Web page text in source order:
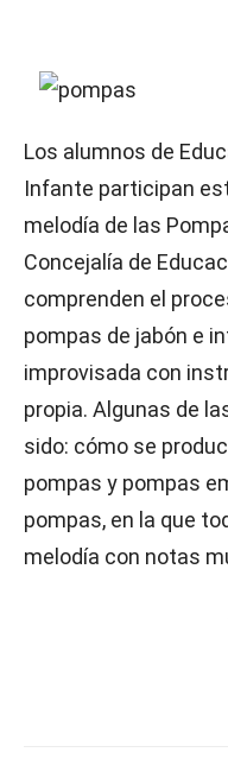
Los alumnos de
Infante participan
melodía de las
Concejalía de
comprenden el
pompas de jabón e
improvisada con
propia. Algunas de
sido: cómo se
pompas y pompas
pompas, en la que
melodía con notas